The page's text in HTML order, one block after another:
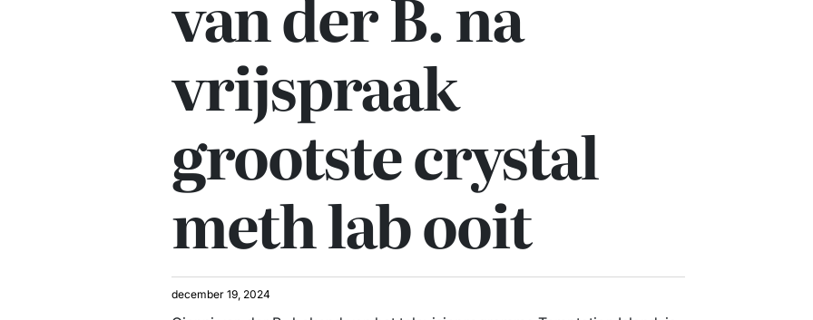
vrijspraak
grootste crystal
meth lab ooit
december 19, 2024